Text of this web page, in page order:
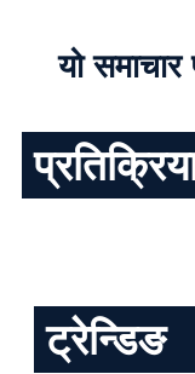
यो
ट्रेन्डिङ